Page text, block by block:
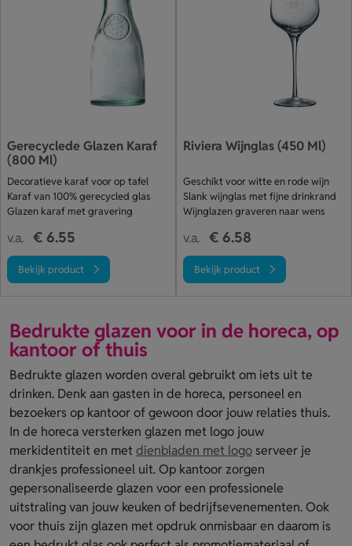
Gerecyclede Glazen Karaf
(800 Ml)
Decoratieve karaf voor op tafel
Karaf van 100% gerecycled glas
Glazen karaf met gravering
v.a. € 6.55
Bekijk product
Riviera Wijnglas (450 Ml)
Geschikt voor witte en rode wijn
Slank wijnglas met fijne drinkrand
Wijnglazen graveren naar wens
v.a. € 6.58
Bekijk product
Bedrukte glazen voor in de horeca, op
kantoor of thuis
Bedrukte glazen worden overal gebruikt om iets uit te
drinken. Denk aan gasten in de horeca, personeel en
bezoekers op kantoor of gewoon door jouw relaties thuis.
In de horeca versterken glazen met logo jouw
merkidentiteit en metdienbladen met logo serveer je
drankjes professioneel uit. Op kantoor zorgen
gepersonaliseerde glazen voor een professionele
uitstraling van jouw keuken of bedrijfsevenementen. Ook
voor thuis zijn glazen met opdruk onmisbaar en daarom is